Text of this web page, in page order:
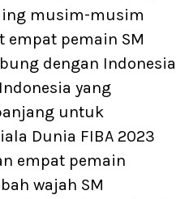
musim-musim
empat pemain SM
dengan Indonesia
yang
untuk
Dunia FIBA 2023
empat pemain
wajah SM